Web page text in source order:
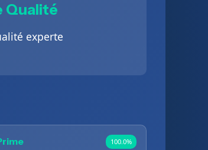
Qualité
experte
100.0%